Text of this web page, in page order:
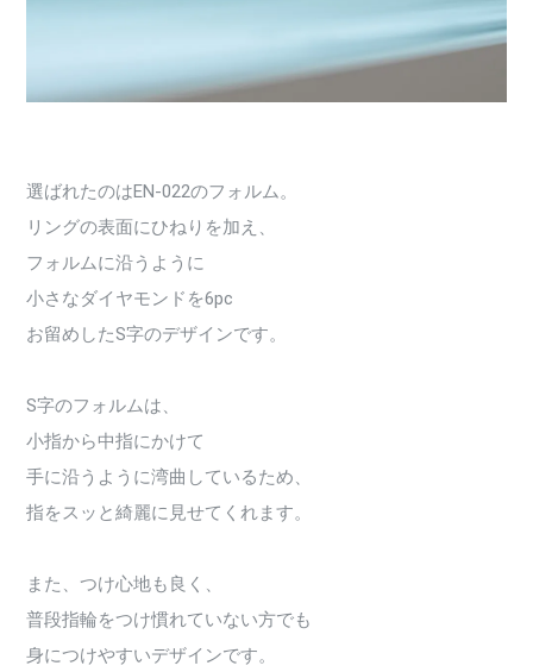
選ばれたのはEN-022のフォルム。
リングの表面にひねりを加え、
フォルムに沿うように
小さなダイヤモンドを6pc
お留めしたS字のデザインです。
S字のフォルムは、
小指から中指にかけて
手に沿うように湾曲しているため、
指をスッと綺麗に見せてくれます。
また、つけ心地も良く、
普段指輪をつけ慣れていない方でも
身につけやすいデザインです。